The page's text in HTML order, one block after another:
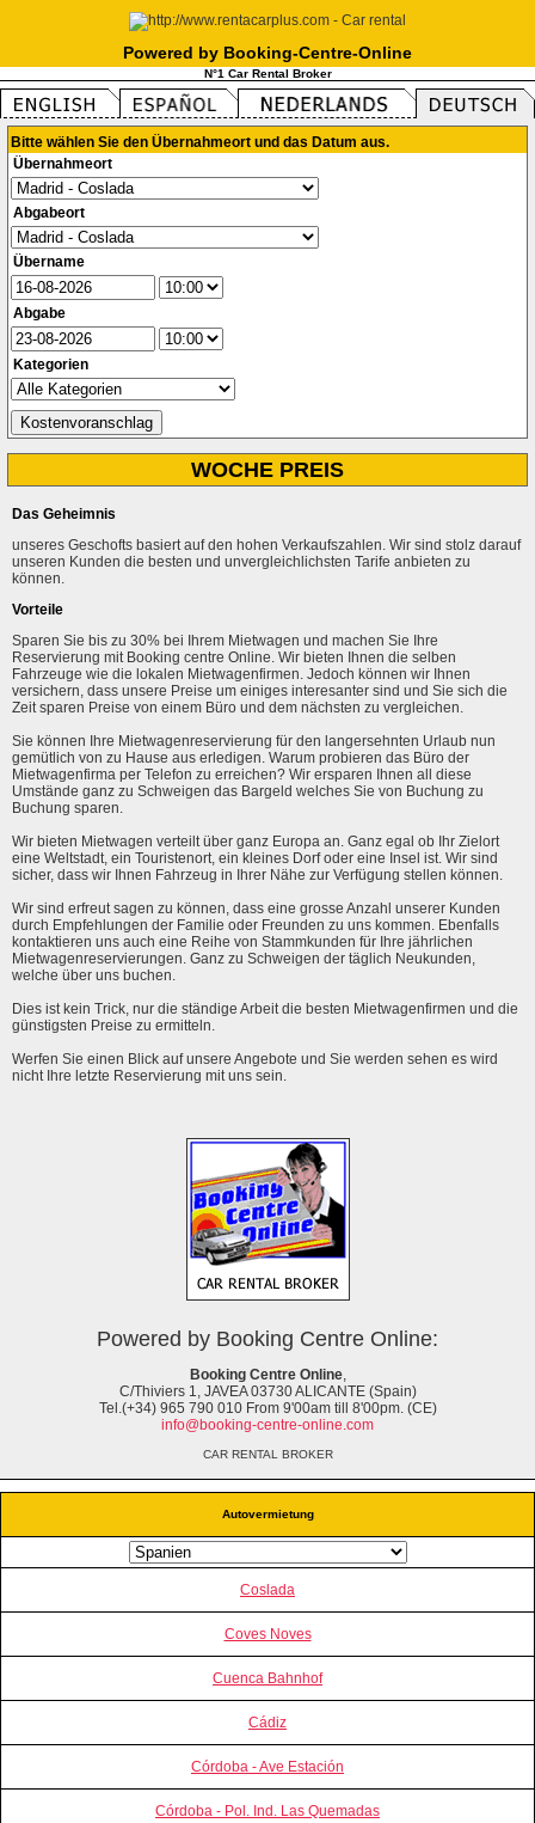
Powered by Booking-Centre-Online
N°1 Car Rental Broker
Autovermietung
Coslada
Coves Noves
Cuenca Bahnhof
Cádiz
Córdoba - Ave Estación
Córdoba - Pol. Ind. Las Quemadas
Bitte wählen Sie den Übernahmeort und das Datum aus.
Übernahmeort
Abgabeort
Übername
Abgabe
Kategorien
WOCHE PREIS
Das Geheimnis
unseres Geschofts basiert auf den hohen Verkaufszahlen. Wir sind stolz darauf
unseren Kunden die besten und unvergleichlichsten Tarife anbieten zu
können.
Vorteile
Sparen Sie bis zu 30% bei Ihrem Mietwagen und machen Sie Ihre
Reservierung mit Booking centre Online. Wir bieten Ihnen die selben
Fahrzeuge wie die lokalen Mietwagenfirmen. Jedoch können wir Ihnen
versichern, dass unsere Preise um einiges interesanter sind und Sie sich die
Zeit sparen Preise von einem Büro und dem nächsten zu vergleichen.
Sie können Ihre Mietwagenreservierung für den langersehnten Urlaub nun
gemütlich von zu Hause aus erledigen. Warum probieren das Büro der
Mietwagenfirma per Telefon zu erreichen? Wir ersparen Ihnen all diese
Umstände ganz zu Schweigen das Bargeld welches Sie von Buchung zu
Buchung sparen.
Wir bieten Mietwagen verteilt über ganz Europa an. Ganz egal ob Ihr Zielort
eine Weltstadt, ein Touristenort, ein kleines Dorf oder eine Insel ist. Wir sind
sicher, dass wir Ihnen Fahrzeug in Ihrer Nähe zur Verfügung stellen können.
Wir sind erfreut sagen zu können, dass eine grosse Anzahl unserer Kunden
durch Empfehlungen der Familie oder Freunden zu uns kommen. Ebenfalls
kontaktieren uns auch eine Reihe von Stammkunden für Ihre jährlichen
Mietwagenreservierungen. Ganz zu Schweigen der täglich Neukunden,
welche über uns buchen.
Dies ist kein Trick, nur die ständige Arbeit die besten Mietwagenfirmen und die
günstigsten Preise zu ermitteln.
Werfen Sie einen Blick auf unsere Angebote und Sie werden sehen es wird
nicht Ihre letzte Reservierung mit uns sein.
Powered by Booking Centre Online:
Booking Centre Online,
C/Thiviers 1, JAVEA 03730 ALICANTE (Spain)
Tel.(+34) 965 790 010 From 9'00am till 8'00pm. (CE)
info@booking-centre-online.com
CAR RENTAL BROKER